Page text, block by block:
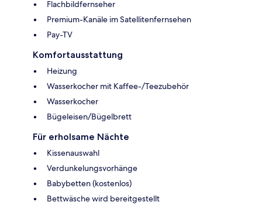
Flachbildfernseher
Premium-Kanäle im Satellitenfernsehen
Pay-TV
Komfortausstattung
Heizung
Wasserkocher mit Kaffee-/Teezubehör
Wasserkocher
Bügeleisen/Bügelbrett
Für erholsame Nächte
Kissenauswahl
Verdunkelungsvorhänge
Babybetten (kostenlos)
Bettwäsche wird bereitgestellt